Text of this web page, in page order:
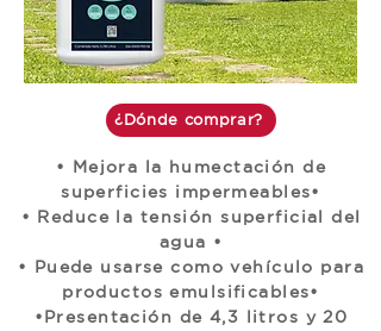
¿Dónde comprar?
• Mejora la humectación de
superficies impermeables•
• Reduce la tensión superficial del
agua •
• Puede usarse como vehículo para
productos emulsificables•
•Presentación de 4,3 litros y 20